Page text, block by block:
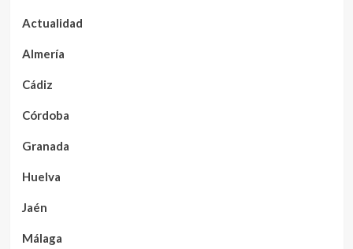
Actualidad
Almería
Cádiz
Córdoba
Granada
Huelva
Jaén
Málaga